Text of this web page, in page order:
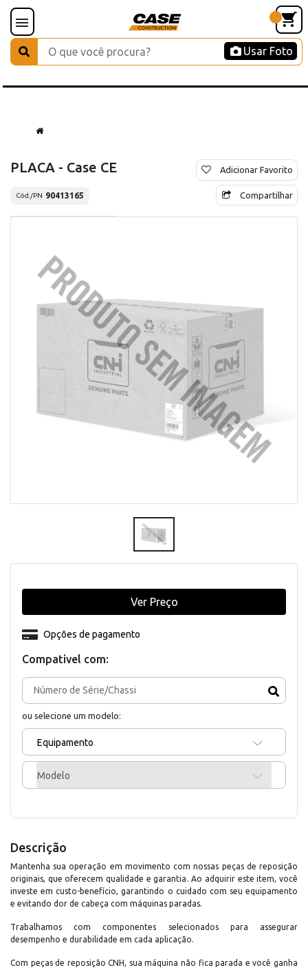
Usar Foto
PLACA - Case CE
Cód./PN 90413165
Adicionar Favorito
Compartilhar
Compativel com:
ou selecione um modelo:
Equipamento
Modelo
Opções de pagamento
Ver Preço
Descrição
Mantenha sua operação em movimento com nossas peças de reposição
originais, que oferecem qualidade e garantia. Ao adquirir este item, você
investe em custo-benefício, garantindo o cuidado com seu equipamento
e evitando dor de cabeça com máquinas paradas.
Trabalhamos com componentes selecionados para assegurar
desempenho e durabilidade em cada aplicação.
Com peças de reposição CNH, sua máquina não fica parada e você ganha